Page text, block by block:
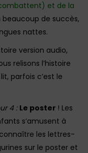
et de la
de succès,
nattes.
version audio,
relisons l’histoire
parfois c’est le
4 : Le poster ! Les
s’amusent à
les lettres-
sur le poster et